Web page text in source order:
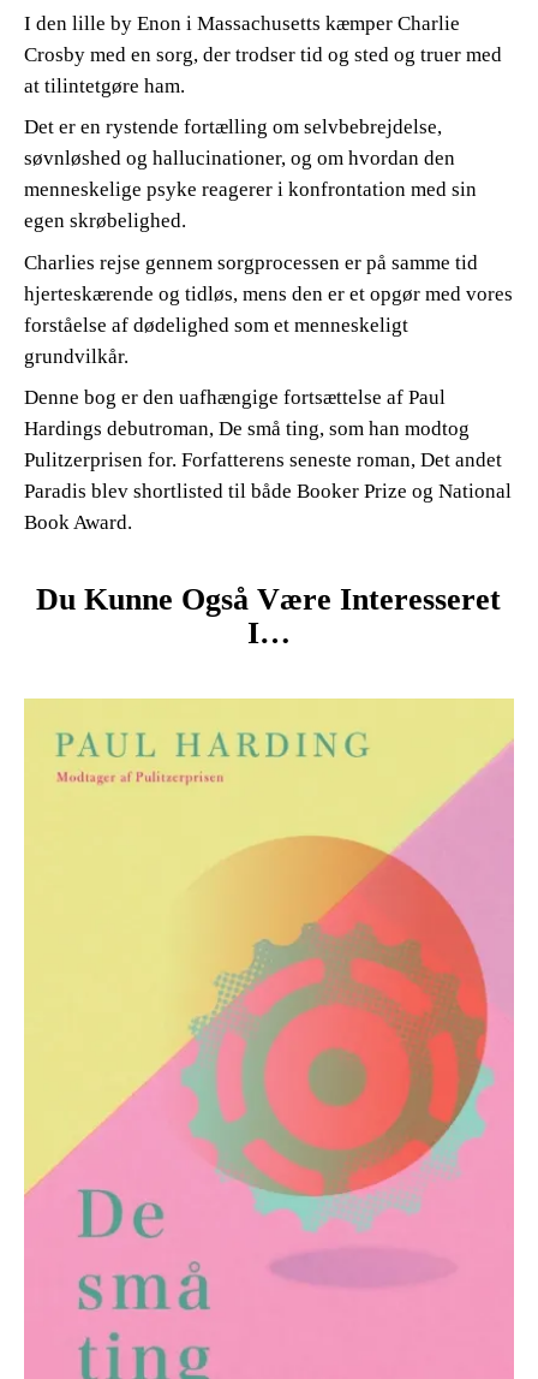
I den lille by Enon i Massachusetts kæmper Charlie
Crosby med en sorg, der trodser tid og sted og truer med
at tilintetgøre ham.
Det er en rystende fortælling om selvbebrejdelse,
søvnløshed og hallucinationer, og om hvordan den
menneskelige psyke reagerer i konfrontation med sin
egen skrøbelighed.
Charlies rejse gennem sorgprocessen er på samme tid
hjerteskærende og tidløs, mens den er et opgør med vores
forståelse af dødelighed som et menneskeligt
grundvilkår.
Denne bog er den uafhængige fortsættelse af Paul
Hardings debutroman, De små ting, som han modtog
Pulitzerprisen for. Forfatterens seneste roman, Det andet
Paradis blev shortlisted til både Booker Prize og National
Book Award.
Du Kunne Også Være Interesseret
I…